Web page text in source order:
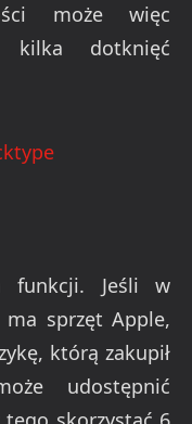
może więc
kilka dotknięć
funkcji. Jeśli w
sprzęt Apple,
którą zakupił
udostępnić